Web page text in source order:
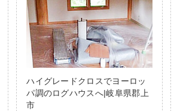
ハイグレードクロスでヨーロッ
パ調のログハウスへ|岐阜県郡上
市